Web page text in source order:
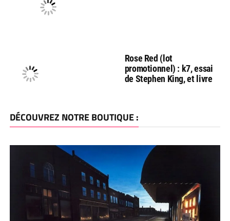
Rose Red (lot
promotionnel) : k7, essai
de Stephen King, et livre
DÉCOUVREZ NOTRE BOUTIQUE :